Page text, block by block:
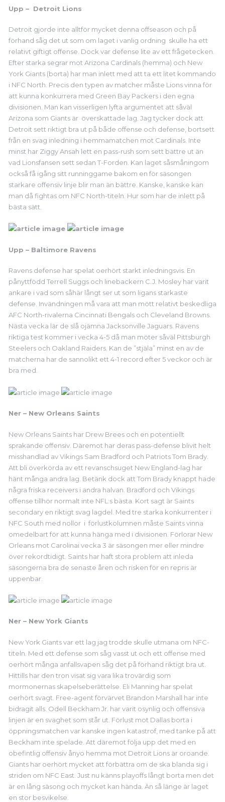
Upp – Detroit Lions
Detroit gjorde inte alltför mycket denna offseason och på
förhand såg det ut som om laget i vanlig ordning skulle ha ett
relativt giftigt offense. Dock var defense lite av ett frågetecken.
Efter starka segrar mot Arizona Cardinals (hemma) och New
York Giants (borta) har man inlett med att ta ett litet kommando
i NFC North. Precis den typen av matcher måste Lions vinna för
att kunna konkurrera med Green Bay Packers i den egna
divisionen. Man kan visserligen lyfta argumentet att såväl
Arizona som Giants är överskattade lag. Jag tycker dock att
Detroit sett riktigt bra ut på både offense och defense, bortsett
från en svag inledning i hemmamatchen mot Cardinals. Inte
minst har Ziggy Ansah lett en pass-rush som sett bättre ut än
vad Lionsfansen sett sedan T-Forden. Kan laget såsmåningom
också få igång sitt runninggame bakom en för säsongen
starkare offensiv linje blir man än bättre. Kanske, kanske kan
man då fightas om NFC North-titeln. Hur som har de inlett på
bästa sätt.
Upp – Baltimore Ravens
Ravens defense har spelat oerhört starkt inledningsvis. En
pånyttfödd Terrell Suggs och linebackern C.J. Mosley har varit
ankare i vad som såhär långt ser ut som ligans starkaste
defense. Invändningen må vara att man mött relativt beskedliga
AFC North-rivalerna Cincinnati Bengals och Cleveland Browns.
Nästa vecka lär de slå ojämna Jacksonville Jaguars. Ravens
riktiga test kommer i vecka 4-5 då man möter såväl Pittsburgh
Steelers och Oakland Raiders. Kan de ”stjäla” minst en av de
matcherna har de sannolikt ett 4-1 record efter 5 veckor och är
bra med.
Ner – New Orleans Saints
New Orleans Saints har Drew Brees och en potentiellt
sprakande offensiv. Däremot har deras pass-defense blivit helt
misshandlad av Vikings Sam Bradford och Patriots Tom Brady.
Att bli överkörda av ett revanschsuget New England-lag har
hänt många andra lag. Betänk dock att Tom Brady knappt hade
några friska receivers i andra halvan. Bradford och Vikings
offense tillhör normalt inte NFL:s bästa. Kort sagt är Saints
secondary en riktigt svag lagdel. Med tre starka konkurrenter i
NFC South med nollor i förlustkolumnen måste Saints vinna
omedelbart för att kunna hänga med i divisionen. Förlorar New
Orleans mot Carolinai vecka 3 är säsongen mer eller mindre
över rekordtidigt. Saints har haft stora problem att inleda
säsongerna bra de senaste åren och risken för en repris är
uppenbar.
Ner – New York Giants
New York Giants var ett lag jag trodde skulle utmana om NFC-
titeln. Med ett defense som såg vasst ut och ett offense med
oerhört många anfallsvapen såg det på förhand riktigt bra ut.
Hittills har den tron visat sig vara lika trovärdig som
mormonernas skapelseberättelse. Eli Manning har spelat
oerhört svagt. Free-agent förvärvet Brandon Marshall har inte
bidragit alls. Odell Beckham Jr. har varit osynlig och offensiva
linjen är en svaghet som står ut. Förlust mot Dallas borta i
öppningsmatchen var kanske ingen katastrof, med tanke på att
Beckham inte spelade. Att däremot följa upp det med en
obefintlig offensiv ånyo hemma mot Detroit Lions är oroande.
Giants har oerhört mycket att förbättra om de ska blanda sig i
striden om NFC East. Just nu känns playoffs långt borta men det
är en lång säsong och mycket kan hända. Än så länge är laget
en stor besvikelse.